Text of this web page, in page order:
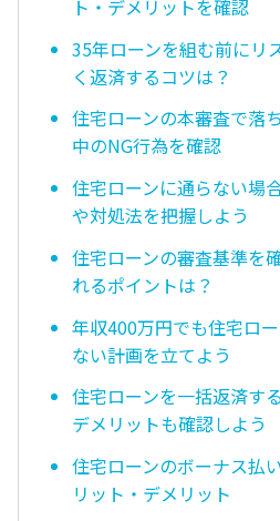
ト・デメリットを確認
35年ローンを組む前にリ
く返済するコツは？
住宅ローンの本審査で落
中のNG行為を確認
住宅ローンに通らない場
や対処法を把握しよう
住宅ローンの審査基準を
れるポイントは？
年収400万円でも住宅ロ
ない計画を立てよう
住宅ローンを一括返済す
デメリットも確認しよう
住宅ローンのボーナス払
リット・デメリット